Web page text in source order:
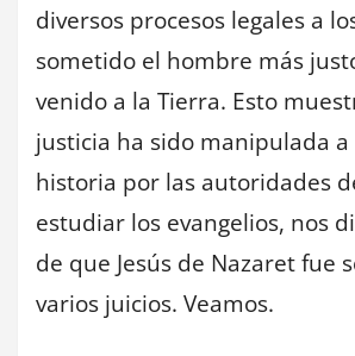
diversos procesos legales a
sometido el hombre más
venido a la Tierra. Esto
justicia ha sido manipulada a
historia por las autoridades
estudiar los evangelios, nos
de que Jesús de Nazaret fue
varios juicios. Veamos.